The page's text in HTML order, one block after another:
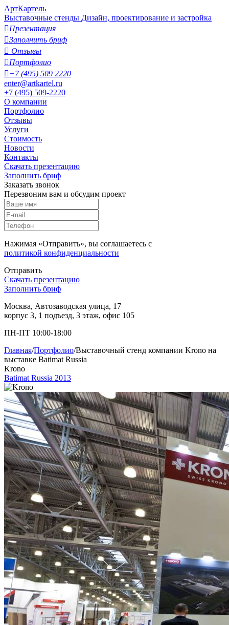
АртКартель
Выставочные стенды Дизайн, проектирование и застройка
Презентация
Заполнить бриф
 Отзывы
Портфолио
+7 (495) 509 2220
enter@artkartel.ru
+7 (495) 509-2220
О компании
Портфолио
Отзывы
Услуги
Стоимость
Новости
Контакты
Скачать презентацию
Заполнить бриф
Заказать звонок
Перезвоним вам и обсудим проект
Нажимая «Отправить», вы соглашаетесь с
политикой конфиденциальности
Отправить
Скачать презентацию
Заполнить бриф
Москва, Автозаводская улица, 17
корпус 3, 1 подъезд, 3 этаж, офис 105
ПН-ПТ 10:00-18:00
Главная/Портфолио/Выставочный стенд компании Krono на
выставке Batimat Russia
Krono
Batimat Russia 2013